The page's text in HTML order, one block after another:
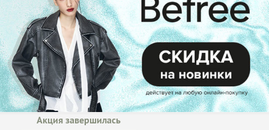
Акция завершилась